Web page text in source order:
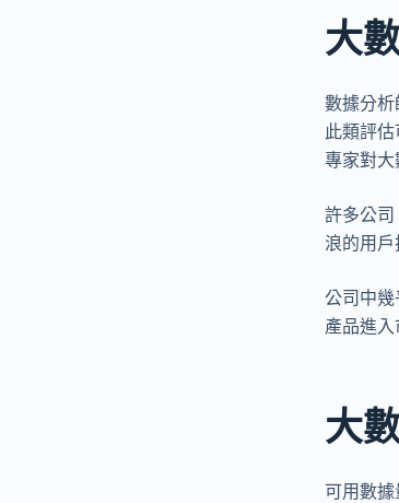
大
數據分
此類評
專家對大
許多公
浪的用
公司中
產品進
大
可用數